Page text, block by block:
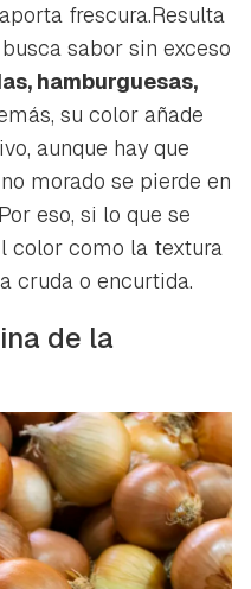
frescura.Resulta
sabor sin exceso
hamburguesas,
su color añade
aunque hay que
morado se pierde en
eso, si lo que se
color como la textura
cruda o encurtida.
de la